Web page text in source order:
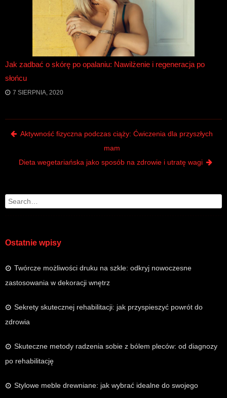
Search
Ostatnie wpisy
Twórcze możliwości druku na szkle: odkryj nowoczesne
zastosowania w dekoracji wnętrz
Sekrety skutecznej rehabilitacji: jak przyspieszyć powrót do
zdrowia
Skuteczne metody radzenia sobie z bólem pleców: od diagnozy
po rehabilitację
Stylowe meble drewniane: jak wybrać idealne do swojego
Jak zadbać o skórę po opalaniu: Nawilżenie i regeneracja po
słońcu
7 SIERPNIA, 2020
Post navigation
Aktywność fizyczna podczas ciąży: Ćwiczenia dla przyszłych
mam
Dieta wegetariańska jako sposób na zdrowie i utratę wagi